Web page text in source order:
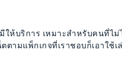
ห้บริการ เหมาะสำหรับคนที่ไม่
ตามแพ็กเกจที่เราชอบก็เอาใช้เ